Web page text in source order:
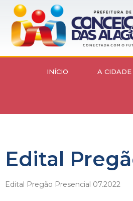
INÍCIO A CIDADE
Edital
Edital Pregão Presencial 07.2022